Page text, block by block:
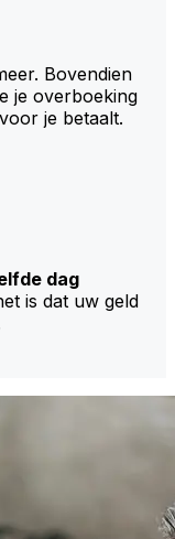
Bovendien
je overboeking
je betaalt.
dag
is dat uw geld